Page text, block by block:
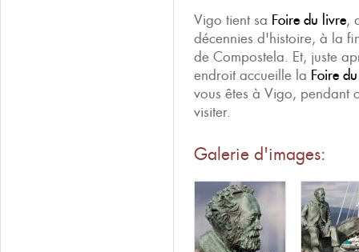
Vigo tient sa Foire du livre,
décennies d'histoire, à la
de Compostela. Et, juste
endroit accueille la Foire
vous êtes à Vigo, pendant
visiter.
Galerie d'images: